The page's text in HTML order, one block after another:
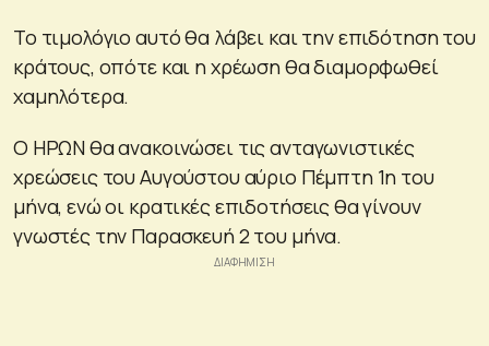
Το τιμολόγιο αυτό θα λάβει και την επιδότηση του
κράτους, οπότε και η χρέωση θα διαμορφωθεί
χαμηλότερα.
Ο ΗΡΩΝ θα ανακοινώσει τις ανταγωνιστικές
χρεώσεις του Αυγούστου αύριο Πέμπτη 1η του
μήνα, ενώ οι κρατικές επιδοτήσεις θα γίνουν
γνωστές την Παρασκευή 2 του μήνα.